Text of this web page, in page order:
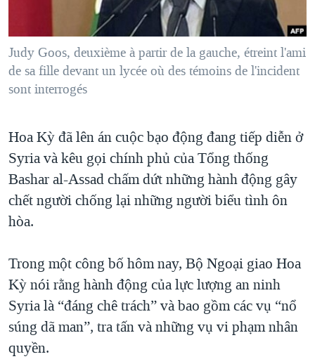
NGƯỜI VIỆT HẢI NGOẠI
ĐỜI SỐNG
KINH TẾ
KHOA HỌC
VĂN HOÁ
THỂ THAO
GIÁO DỤC
HÀNH TRÌNH BẦU CỬ 2024
MỘT NĂM CHIẾN TRANH TẠI DẢI GAZA
GIẢI MÃ VÀNH ĐAI & CON ĐƯỜNG
TRỊNH VĨNH BÌNH - NGƯỜI HẠ 'BÊN THẮNG CUỘC'
GROUND ZERO – XƯA VÀ NAY
CHI PHÍ CHIẾN TRANH AFGHANISTAN
CÁC GIÁ TRỊ CỘNG HÒA Ở VIỆT NAM
TRỊNH VĨNH BÌNH VS. CHÍNH PHỦ VIỆT NAM
NGƯ DÂN VIỆT VÀ LÀN SÓNG TRỘM HẢI SÂM
BÊN KIA QUỐC LỘ: TIẾNG VỌNG TỪ NÔNG THÔN MỸ
QUAN HỆ VIỆT MỸ
NGHE
MẠNG XÃ HỘI
Ngôn ngữ khác
Judy Goos, deuxième à partir de la gauche, étreint l'ami
de sa fille devant un lycée où des témoins de l'incident
sont interrogés
Hoa Kỳ đã lên án cuộc bạo động đang tiếp diễn ở
Syria và kêu gọi chính phủ của Tổng thống
Bashar al-Assad chấm dứt những hành động gây
chết người chống lại những người biểu tình ôn
hòa.
Trong một công bố hôm nay, Bộ Ngoại giao Hoa
Kỳ nói rằng hành động của lực lượng an ninh
Syria là “đáng chê trách” và bao gồm các vụ “nổ
súng dã man”, tra tấn và những vụ vi phạm nhân
quyền.